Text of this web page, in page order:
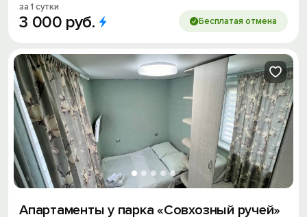
за 1 сутки
3 000 руб. Бесплатая отмена
Апартаменты у парка «Совхозный ручей»